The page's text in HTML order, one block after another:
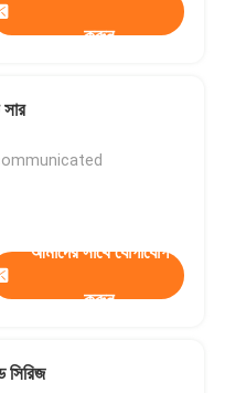
করুন
আমাদের সাথে যোগাযোগ
করুন
সিরিজ